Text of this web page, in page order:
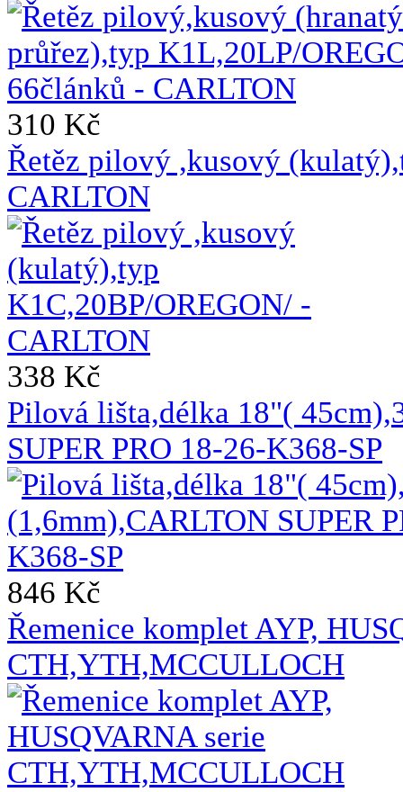
310 Kč
Řetěz pilový ,kusový
CARLTON
338 Kč
Pilová lišta,délka 18"(
SUPER PRO 18-26-K368-SP
846 Kč
Řemenice komplet AYP,
CTH,YTH,MCCULLOCH